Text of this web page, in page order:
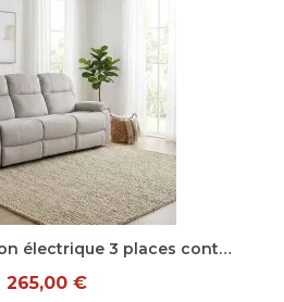
rapide Canapé de relaxation électrique 3 places contemporain en tissu beige Corsina
265,00 €